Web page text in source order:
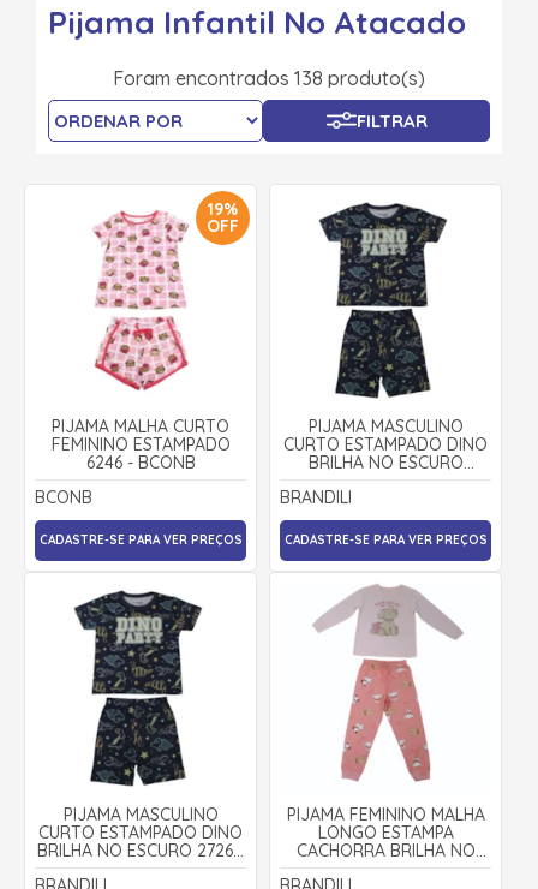
Pijama Infantil No Atacado
Foram encontrados 138 produto(s)
FILTRAR
19%
OFF
PIJAMA MALHA CURTO
FEMININO ESTAMPADO
6246 - BCONB
BCONB
CADASTRE-SE PARA VER PREÇOS
PIJAMA MASCULINO
CURTO ESTAMPADO DINO
BRILHA NO ESCURO
27260- BRANDILI
BRANDILI
CADASTRE-SE PARA VER PREÇOS
PIJAMA MASCULINO
CURTO ESTAMPADO DINO
BRILHA NO ESCURO 27260
- BRANDILI
PIJAMA FEMININO MALHA
LONGO ESTAMPA
CACHORRA BRILHA NO
ESCURO 27269 - BRANDILI